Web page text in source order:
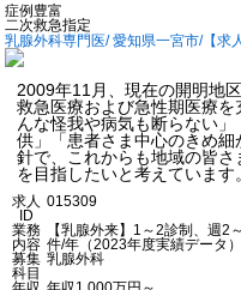
症例豊富
二次救急指定
乳腺外科専門医/ 愛知県一宮市/【求
2009年11月、現在の開明地区
救急医療および急性期医療
んな怪我や病気も断らない
供」「患者さま中心のきめ
針で、これからも地域の皆
を目指したいと考えています
求人
ID
015309
業務
内容
【乳腺外来】1～2診制、週
件/年（2023年度実績データ）
募集
科目
乳腺外科